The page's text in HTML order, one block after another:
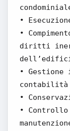
•
•
diritti
•
contabilità
•
•